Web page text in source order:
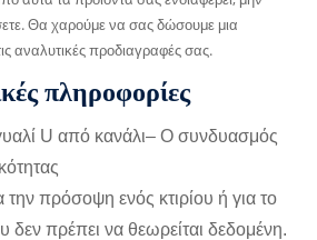
Θα χαρούμε να σας δώσουμε μια
αναλυτικές προδιαγραφές σας.
πληροφορίες
U από κανάλι– Ο συνδυασμός
την πρόσοψη ενός κτιρίου ή για το
δεν πρέπει να θεωρείται δεδομένη.